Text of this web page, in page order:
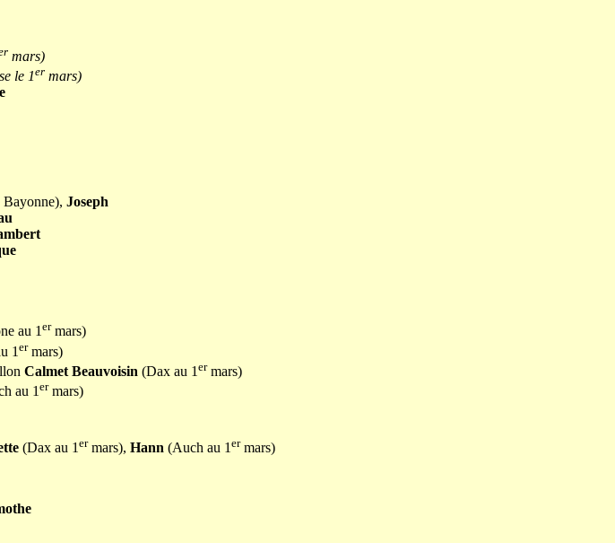
mars)
le 1er mars)
Bayonne), Joseph
au 1ermars)
1 ermars)
Calmet Beauvoisin (Dax au 1 ermars)
au 1ermars)
(Dax au 1 ermars), Hann (Auch au 1 ermars)